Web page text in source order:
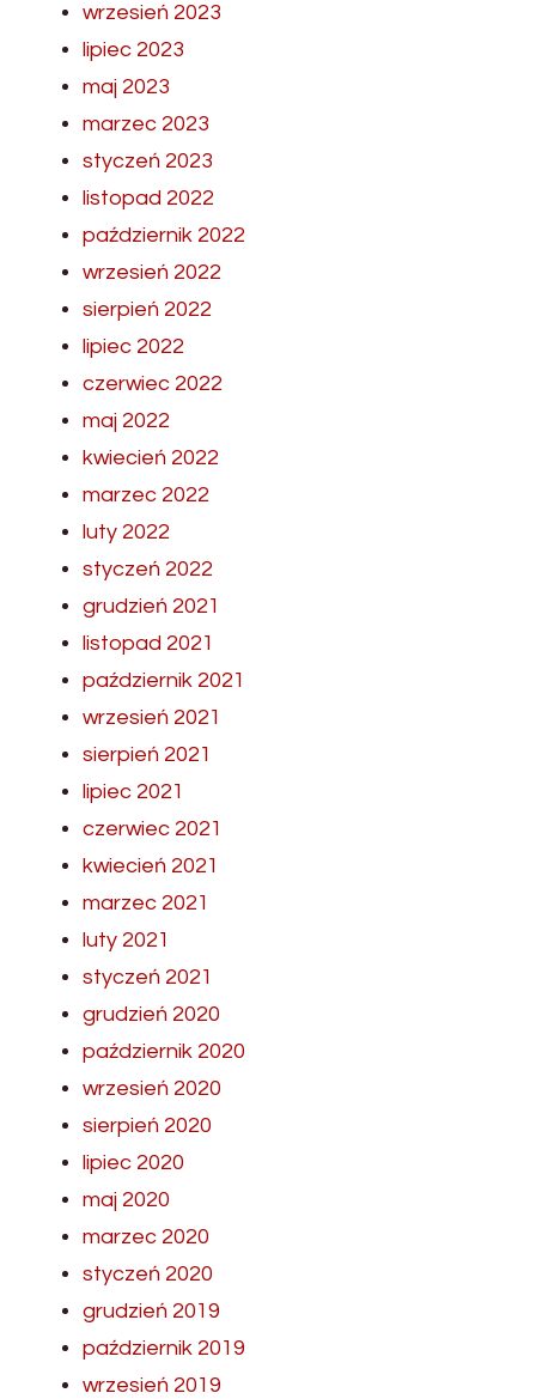
wrzesień 2023
lipiec 2023
maj 2023
marzec 2023
styczeń 2023
listopad 2022
październik 2022
wrzesień 2022
sierpień 2022
lipiec 2022
czerwiec 2022
maj 2022
kwiecień 2022
marzec 2022
luty 2022
styczeń 2022
grudzień 2021
listopad 2021
październik 2021
wrzesień 2021
sierpień 2021
lipiec 2021
czerwiec 2021
kwiecień 2021
marzec 2021
luty 2021
styczeń 2021
grudzień 2020
październik 2020
wrzesień 2020
sierpień 2020
lipiec 2020
maj 2020
marzec 2020
styczeń 2020
grudzień 2019
październik 2019
wrzesień 2019